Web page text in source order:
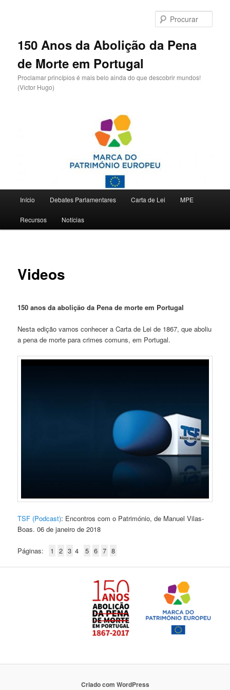
primário150 Anos da Abolição da Pena
de Morte em Portugal
Proclamar princípios é mais belo ainda do que descobrir mundos!
(Victor Hugo)
principal
Início Debates Parlamentares Carta de Lei MPE
Recursos Notícias
Videos
150 anos da abolição da Pena de morte em Portugal
Nesta edição vamos conhecer a Carta de Lei de 1867, que aboliu
a pena de morte para crimes comuns, em Portugal.
TSF (Podcast): Encontros com o Património, de Manuel Vilas-
Boas. 06 de janeiro de 2018
Páginas: 1 2 3 4 5 6 7 8
Criado com WordPress